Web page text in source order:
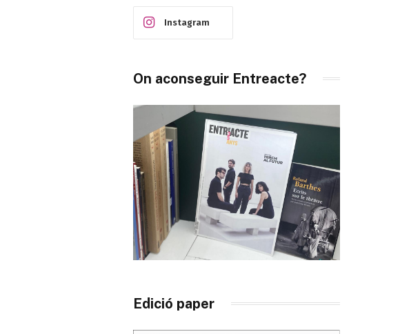
Instagram
On aconseguir Entreacte?
Edició paper